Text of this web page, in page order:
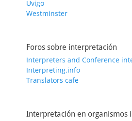
Uvigo
Westminster
Foros sobre interpretación
Interpreters and Conference
Interpreting.info
Translators cafe
Interpretación en organismos